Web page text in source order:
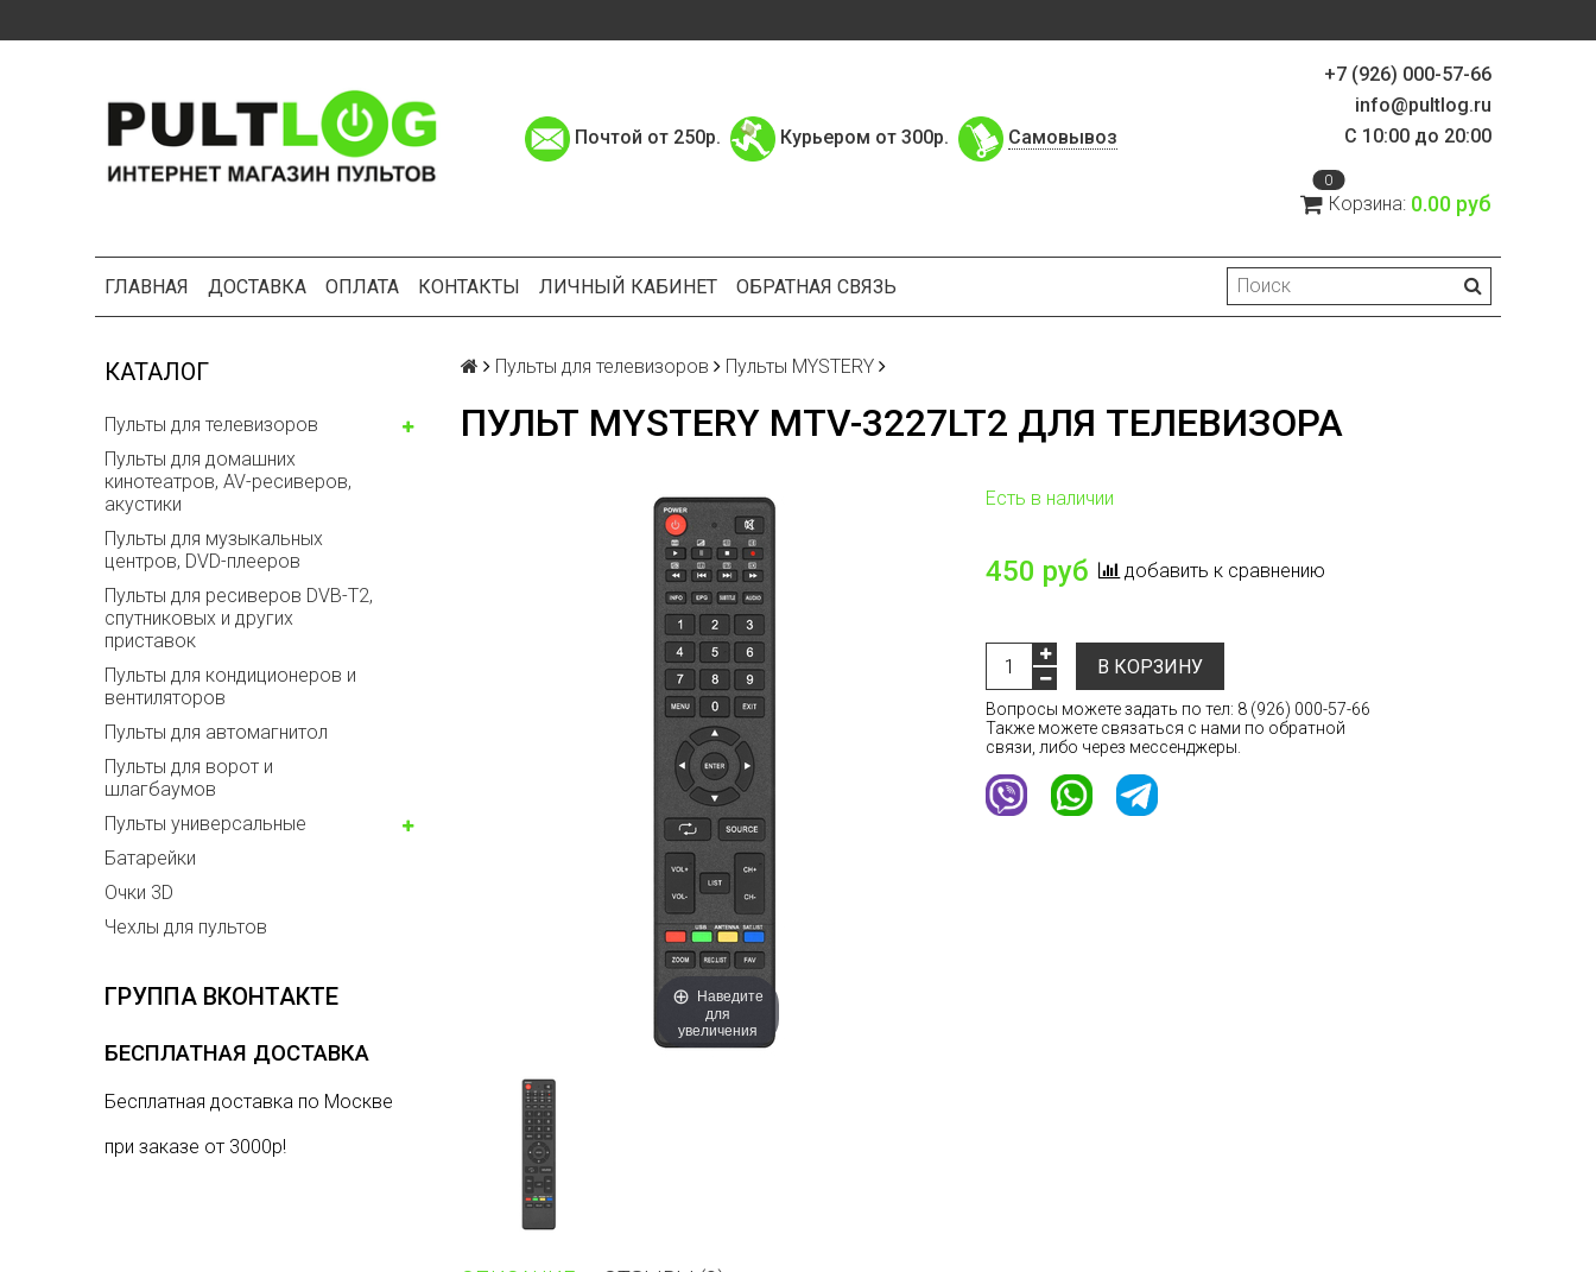
Почтой от 250р. Курьером от 300р. Самовывоз
+7 (926) 000-57-66
info@pultlog.ru
С 10:00 до 20:00
0
Корзина: 0.00 руб
ГЛАВНАЯ ДОСТАВКА ОПЛАТА КОНТАКТЫ ЛИЧНЫЙ КАБИНЕТ ОБРАТНАЯ СВЯЗЬ
КАТАЛОГ
Пульты для телевизоров
Пульты для домашних
кинотеатров, AV-ресиверов,
акустики
Пульты для музыкальных
центров, DVD-плееров
Пульты для ресиверов DVB-T2,
спутниковых и других
приставок
Пульты для кондиционеров и
вентиляторов
Пульты для автомагнитол
Пульты для ворот и
шлагбаумов
Пульты универсальные
Батарейки
Очки 3D
Чехлы для пультов
ГРУППА ВКОНТАКТЕ
БЕСПЛАТНАЯ ДОСТАВКА
Бесплатная доставка по Москве
при заказе от 3000р!
Пульты для телевизоров Пульты MYSTERY
ПУЛЬТ MYSTERY MTV-3227LT2 ДЛЯ ТЕЛЕВИЗОРА
Наведите
для
увеличения
Есть в наличии
450 руб добавить к сравнению
В КОРЗИНУ
Вопросы можете задать по тел: 8 (926) 000-57-66
Также можете связаться с нами по обратной
связи, либо через мессенджеры.